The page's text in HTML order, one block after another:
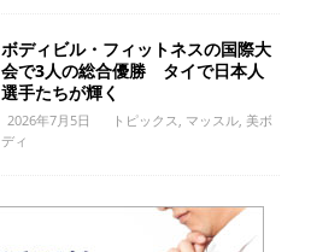
ボディビル・フィットネスの国際大
会で3人の総合優勝 タイで日本人
選手たちが輝く
2026年7月5日 トピックス マッスル, 美ボ
ディ